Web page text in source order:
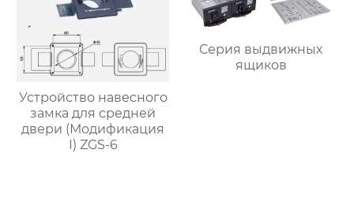
Устройство навесного
замка для средней
двери (Модификация
I) ZGS-6
Серия выдвижных
ящиков